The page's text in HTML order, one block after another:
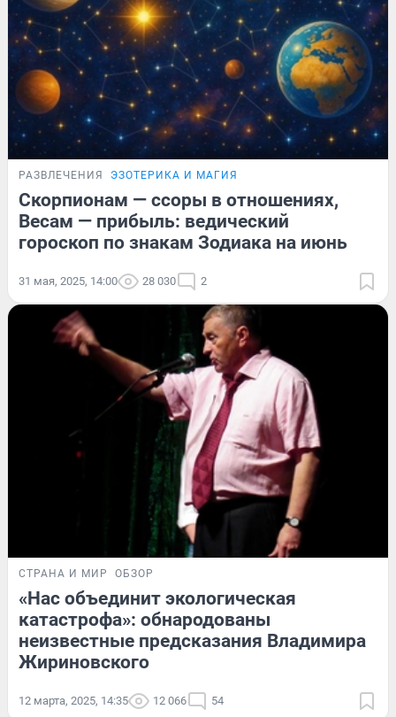
РАЗВЛЕЧЕНИЯ ЭЗОТЕРИКА И МАГИЯ
Скорпионам — ссоры в отношениях,
Весам — прибыль: ведический
гороскоп по знакам Зодиака на июнь
31 мая, 2025, 14:00 28 030 2
СТРАНА И МИР ОБЗОР
«Нас объединит экологическая
катастрофа»: обнародованы
неизвестные предсказания Владимира
Жириновского
12 марта, 2025, 14:35 12 066 54